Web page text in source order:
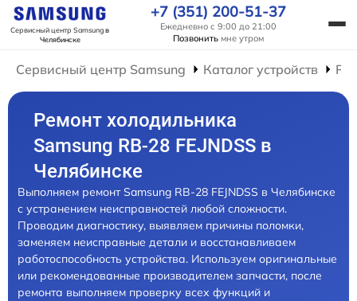
Сервисный центр Samsungв
Челябинске
+7 (351) 200-51-37
Ежедневно с 9:00 до 21:00
Позвонить мне утром
Сервисный центр Samsung Каталог устройств
Ремонт холодильника
Samsung RB-28 FEJNDSS в
Челябинске
Выполняем ремонт Samsung RB-28 FEJNDSS в Челябинске
с устранением неисправностей любой сложности.
Проводим диагностику, выявляем причины поломки,
заменяем неисправные детали и восстанавливаем
работоспособность устройства. Используем оригинальные
или рекомендованные производителем запчасти, после
ремонта выполняем проверку всех функций и